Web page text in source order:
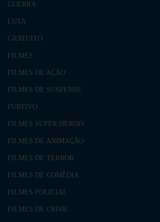
GUERRA
LUTA
GRATUITO
FILMES
FILMES DE AÇÃO
FILMES DE SUSPENSE
FURTIVO
FILMES SUPER HERÓIS
FILMES DE ANIMAÇÃO
FILMES DE TERROR
FILMES DE COMÉDIA
FILMES POLICIAL
FILMES DE CRIME